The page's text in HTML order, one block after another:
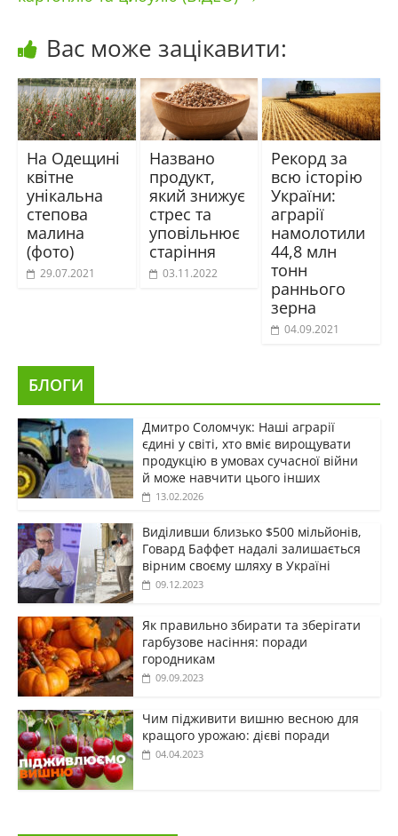
Вас може зацікавити:
На Одещині
квітне
унікальна
степова
малина
(фото)
29.07.2021
Названо
продукт,
який знижує
стрес та
уповільнює
старіння
03.11.2022
Рекорд за
всю історію
України:
аграрії
намолотили
44,8 млн
тонн
раннього
зерна
04.09.2021
БЛОГИ
Дмитро Соломчук: Наші аграрії
єдині у світі, хто вміє вирощувати
продукцію в умовах сучасної війни
й може навчити цього інших
13.02.2026
Виділивши близько $500 мільйонів,
Говард Баффет надалі залишається
вірним своєму шляху в Україні
09.12.2023
Як правильно збирати та зберігати
гарбузове насіння: поради
городникам
09.09.2023
Чим підживити вишню весною для
кращого урожаю: дієві поради
04.04.2023